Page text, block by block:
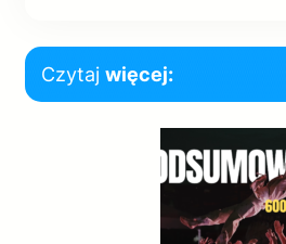
Czytaj więcej: